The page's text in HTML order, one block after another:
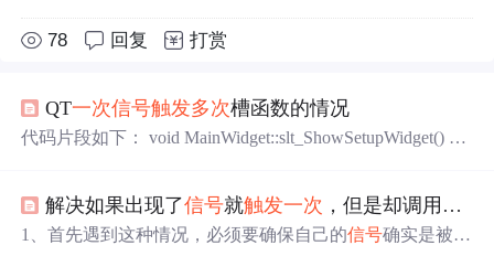
78 回复 打赏
QT一次信号触发多次槽函数的情况
代码片段如下： void MainWidget::slt_ShowSetupWidget() { i
etup; 老代码是： void MainWidget::s...
解决如果出现了信号就触发一次 ，但是却调用 多次
1、首先遇到这种情况，必须要确保自己的信号确实是被触